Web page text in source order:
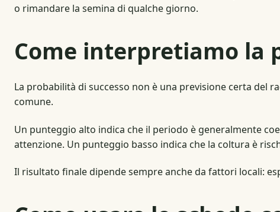
o rimandare la semina di qualche giorno.
Come interpretiamo la
La probabilità di successo non è una previsione certa del
comune.
Un punteggio alto indica che il periodo è generalmente
attenzione. Un punteggio basso indica che la coltura è
Il risultato finale dipende sempre anche da fattori locali: